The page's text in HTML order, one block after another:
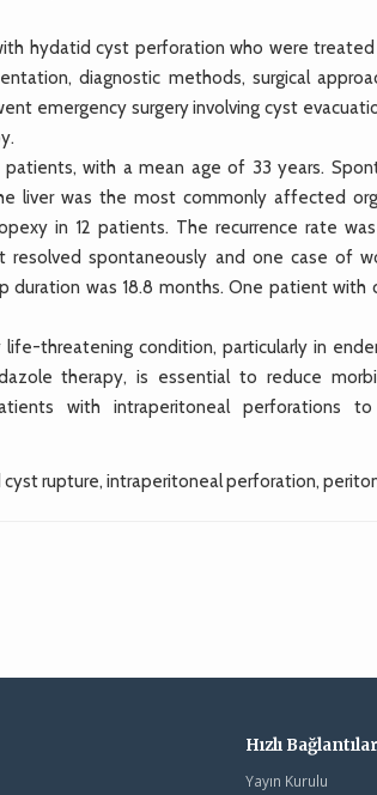
hydatid cyst perforation who were treated
diagnostic methods, surgical
emergency surgery involving cyst
with a mean age of 33 years.
liver was the most commonly affected
in 12 patients. The recurrence rate
spontaneously and one case of
was 18.8 months. One patient with
threatening condition, particularly in
therapy, is essential to reduce
with intraperitoneal perforations
rupture, intraperitoneal perforation,
Hızlı Bağlantılar
Yayın Kurulu